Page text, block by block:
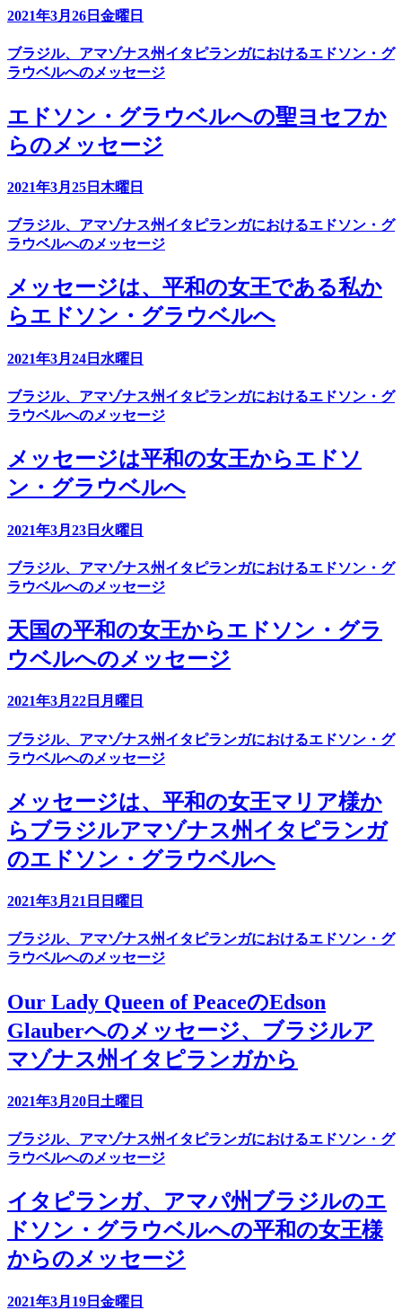
2021年3月26日金曜日
ブラジル、アマゾナス州イタピランガにおけるエドソン・グ
ラウベルへのメッセージ
エドソン・グラウベルへの聖ヨセフか
らのメッセージ
2021年3月25日木曜日
ブラジル、アマゾナス州イタピランガにおけるエドソン・グ
ラウベルへのメッセージ
メッセージは、平和の女王である私か
らエドソン・グラウベルへ
2021年3月24日水曜日
ブラジル、アマゾナス州イタピランガにおけるエドソン・グ
ラウベルへのメッセージ
メッセージは平和の女王からエドソ
ン・グラウベルへ
2021年3月23日火曜日
ブラジル、アマゾナス州イタピランガにおけるエドソン・グ
ラウベルへのメッセージ
天国の平和の女王からエドソン・グラ
ウベルへのメッセージ
2021年3月22日月曜日
ブラジル、アマゾナス州イタピランガにおけるエドソン・グ
ラウベルへのメッセージ
メッセージは、平和の女王マリア様か
らブラジルアマゾナス州イタピランガ
のエドソン・グラウベルへ
2021年3月21日日曜日
ブラジル、アマゾナス州イタピランガにおけるエドソン・グ
ラウベルへのメッセージ
Our Lady Queen of PeaceのEdson
Glauberへのメッセージ、ブラジルア
マゾナス州イタピランガから
2021年3月20日土曜日
ブラジル、アマゾナス州イタピランガにおけるエドソン・グ
ラウベルへのメッセージ
イタピランガ、アマパ州ブラジルのエ
ドソン・グラウベルへの平和の女王様
からのメッセージ
2021年3月19日金曜日